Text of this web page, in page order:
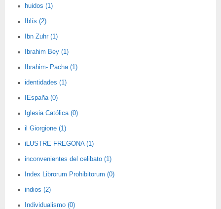
huidos (1)
Iblís (2)
Ibn Zuhr (1)
Ibrahim Bey (1)
Ibrahim- Pacha (1)
identidades (1)
IEspaña (0)
Iglesia Católica (0)
il Giorgione (1)
iLUSTRE FREGONA (1)
inconvenientes del celibato (1)
Index Librorum Prohibitorum (0)
indios (2)
Individualismo (0)